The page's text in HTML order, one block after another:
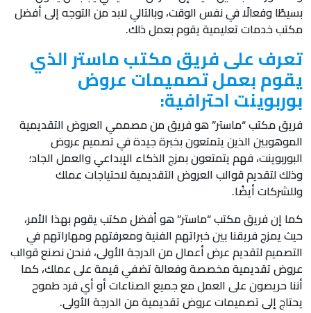
بسيطًا وفعالًا في نفس الوقت، وبالتالي لابد من التوجه إلى أفضل
مكتب خدمات تعليمية يقوم بعمل ذلك.
تعرف على فريق مكتب ماستر الذي
يقوم بعمل تصميمات عروض
بوربوينت احترافية:
فريق مكتب “ماستر” هو فريق من مصممي العروض التقديمية
الموهوبين الذين يتمتعون بخبرة جيدة في تصميم عروض
البوربوينت، فهم يتمتعون بمزج الذكاء الإبداعي والعمل الجاد؛
وذلك لتقديم قوالب العروض التقديمية لاحتياجات عملك
وللشركات أيضًا.
كما إن فريق مكتب “ماستر” هو أفضل مكتب يقوم بهذا الأمر،
حيث يمزج فريقنا بين خبراتهم الفنية ومعرفتهم ومهاراتهم في
التصميم لتقديم عرض أعمال من الدرجة الأولى، فنحن نصنع قوالب
عروض تقديمية مخصصة وفعالة تضفي قيمة على عملك، كما
أننا حريصون على العمل مع جميع الصناعات أو أي فرد طموح
يحتاج إلى تصميمات عروض تقديمية من الدرجة الأولى.